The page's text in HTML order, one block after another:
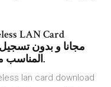
المناسب من السائق قائمة على هذه الصفحة.